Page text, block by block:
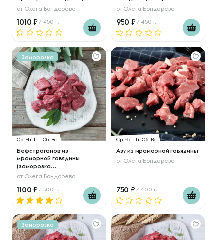
от Олега Бондарева
1010 / 450 г.
от Олега Бондарева
950 / 450 г.
Заморозка
Ср Чт Пт Сб Вс
Бефстроганов из
мраморной говядины
(заморозка...
от Олега Бондарева
1100 / 500 г.
Ср Чт Пт Сб Вс
Азу из мраморной говядины
от Олега Бондарева
750 / 400 г.
Заморозка